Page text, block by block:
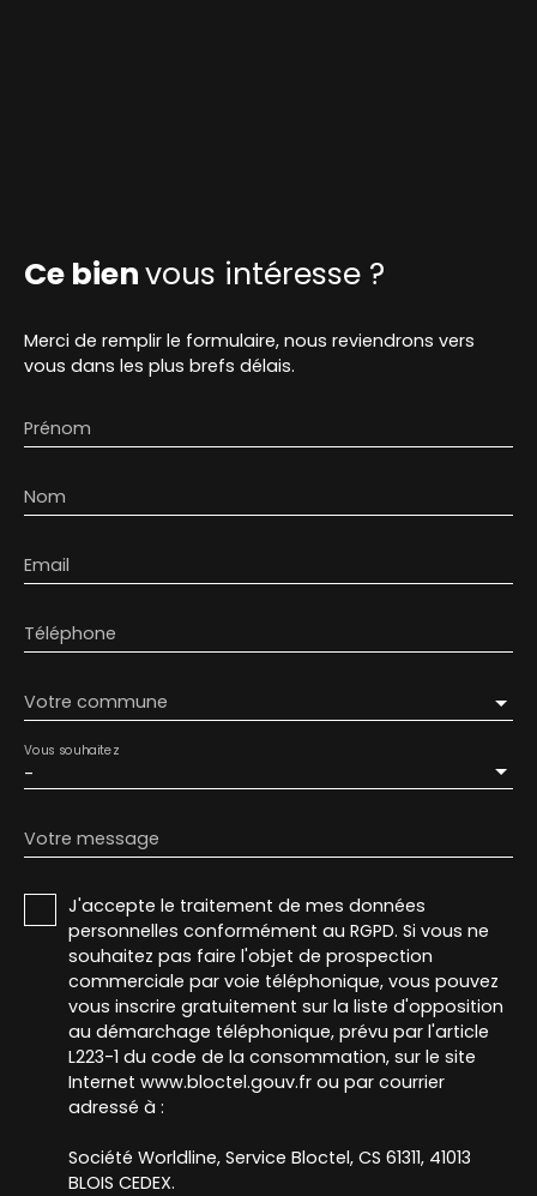
Ce bienvous intéresse ?
Merci de remplir le formulaire, nous reviendrons vers
vous dans les plus brefs délais.
Prénom
Nom
Email
Téléphone
Votre commune
-
Vous souhaitez
Votre message
J'accepte le traitement de mes données
personnelles conformément au RGPD. Si vous ne
souhaitez pas faire l'objet de prospection
commerciale par voie téléphonique, vous pouvez
vous inscrire gratuitement sur la liste d'opposition
au démarchage téléphonique, prévu par l'article
L223-1 du code de la consommation, sur le site
Internet www.bloctel.gouv.fr ou par courrier
adressé à :
Société Worldline, Service Bloctel, CS 61311, 41013
BLOIS CEDEX.